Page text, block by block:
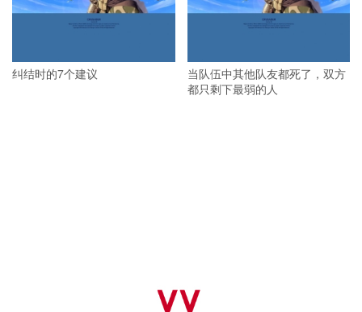
纠结时的7个建议
当队伍中其他队友都死了，双方
都只剩下最弱的人